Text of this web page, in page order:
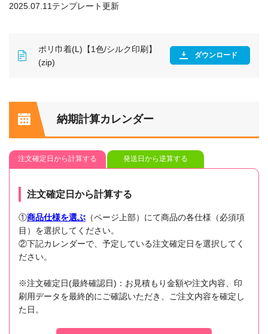
2025.07.11テンプレート更新
ポリ巾着(L)【1色/シルク印刷】
(zip)
ダウンロード
納期計算カレンダー
注文確定日から計算する 発送日から逆算する
注文確定日から計算する
①商品仕様を選ぶ （ページ上部）にて商品の各仕様（必須項
目）を選択してください。
②下記カレンダーで、予定している注文確定日を選択してく
ださい。
※注文確定日(最終確認日)：お見積もり金額や注文内容、印
刷用データを最終的にご確認いただき、ご注文内容を確定し
た日。